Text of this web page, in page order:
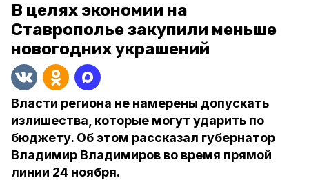
В целях экономии на
Ставрополье закупили меньше
новогодних украшений
Власти региона не намерены допускать
излишества, которые могут ударить по
бюджету. Об этом рассказал губернатор
Владимир Владимиров во время прямой
линии 24 ноября.